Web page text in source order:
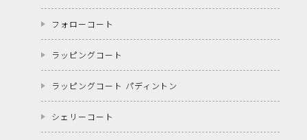
フォローコート
ラッピングコート
ラッピングコート パディントン
シェリーコート